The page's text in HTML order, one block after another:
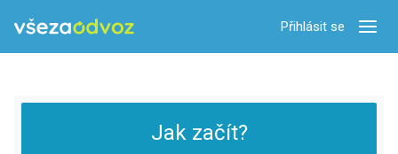
Přihlásit se
Jak začít?